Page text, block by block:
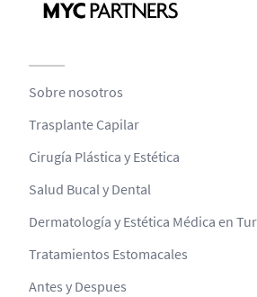
Sobre nosotros
Trasplante Capilar
Cirugía Plástica y Estética
Salud Bucal y Dental
Dermatología y Estética Médica en
Tratamientos Estomacales
Antes y Despues